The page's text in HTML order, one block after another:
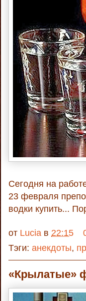
Сегодня на
23 февраля
водки купить...
от Lucia в 22:15
Тэги: анекдоты,
«Крылатые»